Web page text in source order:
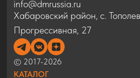
Спецтехника ZOOMLION
Спецтехника SINOMACH
ДОПОЛНИТЕЛЬНО
Запчасти
Статьи
Сервис
Контакты
Карта сайта
Политика конфиденциальности